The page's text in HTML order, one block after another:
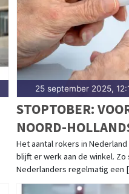
25 september 2025,
STOPTOBER:
NOORD-
WORDT NOG
Het aantal rokers in
blijft er werk aan de winkel.
Nederlanders regelmatig een